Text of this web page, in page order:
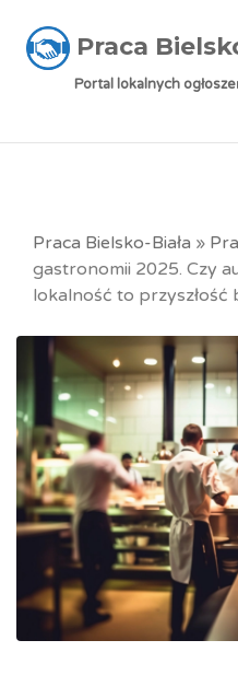
Praca
Portal lokalnych
Praca Bielsko-Biała »
gastronomii 2025. Czy
lokalność to przyszłość